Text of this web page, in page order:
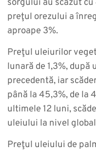
sorgului au scăzut
preţul orezului a
aproape 3%.
Preţul uleiurilor
lunară de 1,3%, după
precedentă, iar
până la 45,3%, de la
ultimele 12 luni,
uleiului la nivel
Preţul uleiului de